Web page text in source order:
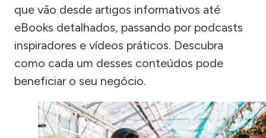
que vão desde artigos informativos até
eBooks detalhados, passando por podcasts
inspiradores e vídeos práticos. Descubra
como cada um desses conteúdos pode
beneficiar o seu negócio.